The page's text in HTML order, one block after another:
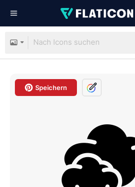
Speichern